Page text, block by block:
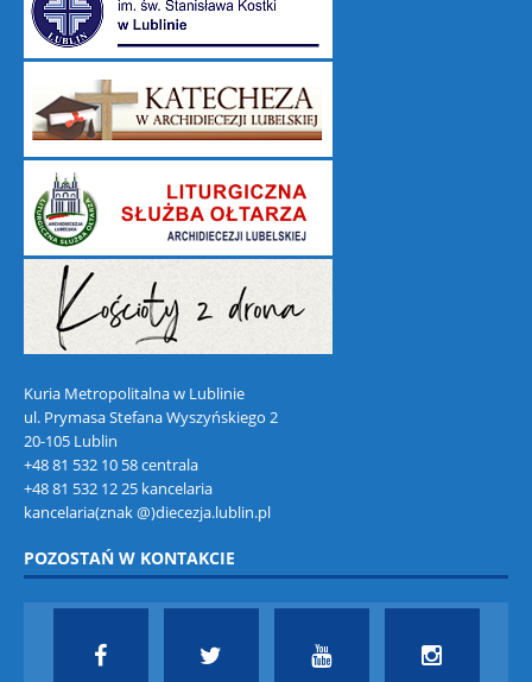
Kuria Metropolitalna w Lublinie
ul. Prymasa Stefana Wyszyńskiego 2
20-105 Lublin
+48 81 532 10 58 centrala
+48 81 532 12 25 kancelaria
kancelaria(znak @)diecezja.lublin.pl
POZOSTAŃ W KONTAKCIE